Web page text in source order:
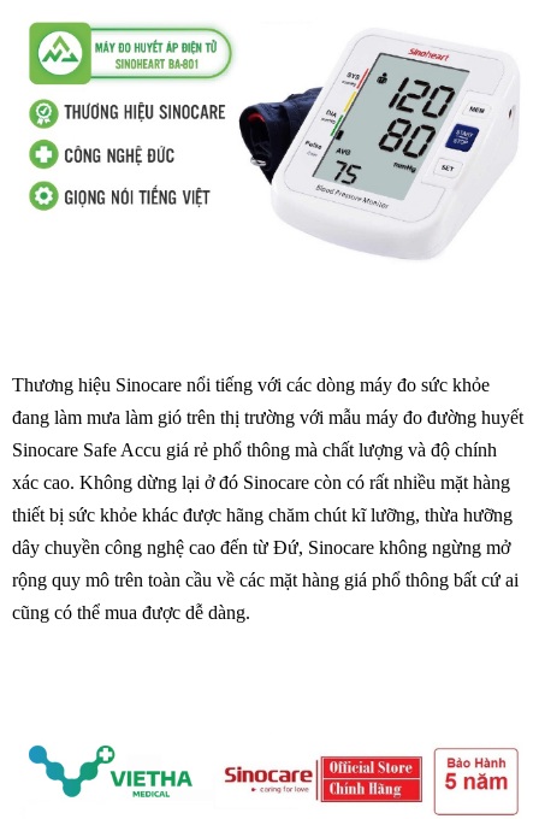
Thương hiệu Sinocare nổi tiếng với các dòng máy đo sức khỏe
đang làm mưa làm gió trên thị trường với mẫu máy đo đường huyết
Sinocare Safe Accu giá rẻ phổ thông mà chất lượng và độ chính
xác cao. Không dừng lại ở đó Sinocare còn có rất nhiều mặt hàng
thiết bị sức khỏe khác được hãng chăm chút kĩ lưỡng, thừa hưỡng
dây chuyền công nghệ cao đến từ Đứ, Sinocare không ngừng mở
rộng quy mô trên toàn cầu về các mặt hàng giá phổ thông bất cứ ai
cũng có thể mua được dễ dàng.